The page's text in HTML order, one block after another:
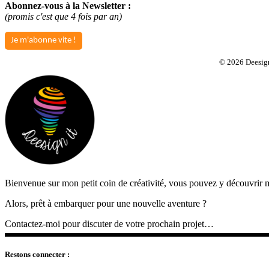
Abonnez-vous à la Newsletter :
(promis c'est que 4 fois par an)
Je m'abonne vite !
© 2026
Bienvenue sur mon petit coin de créativité, vous pouvez y découvrir
Alors, prêt à embarquer pour une nouvelle aventure ?
Contactez-moi pour discuter de votre prochain projet…
Restons connecter :